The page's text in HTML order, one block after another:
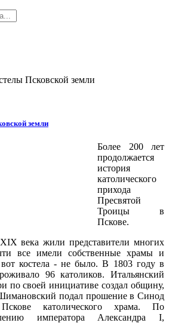
Псковской земли
земли
Более 200 лет
продолжается
история
католического
прихода
Пресвятой
Троицы в
Пскове.
века жили представители многих
все имели собственные храмы и
костела - не было. В 1803 году в
96 католиков. Итальянский
по своей инициативе создал общину,
подал прошение в Синод
католического храма. По
императора Александра I,